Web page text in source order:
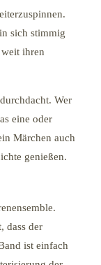
sich stimmig
ihren
Wer
eine oder
Märchen auch
genießen.
dass der
ist einfach